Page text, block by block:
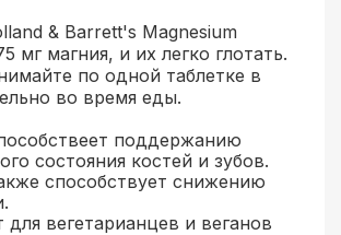
& Barrett's Magnesium
мг магния, и их легко глотать.
по одной таблетке в
во время еды.
поддержанию
состояния костей и зубов.
способствует снижению
вегетарианцев и веганов